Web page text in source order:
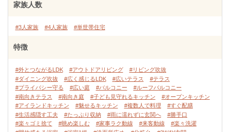
家族人数
#3人家族 #4人家族 #単世帯住宅
特徴
#外とつながるLDK #アウトドアリビング
#リビング吹抜
#ダイニング吹抜
#広く感じるLDK #広いテラス
#テラス
#プライバシー守る
#広い庭 #バルコニー
#ルーフバルコニー
#南向きテラス
#南向き庭 #子ども見守れるキッチン
#オープンキッチン
#アイランドキッチン
#魅せるキッチン #複数人で料理
#すぐ配膳
#生活感隠す工夫
#たっぷり収納 #雨に濡れずに玄関へ
#勝手口
#楽々ゴミ捨て
#眺め楽しむ #家事ラク動線 #来客動線
#楽々洗濯